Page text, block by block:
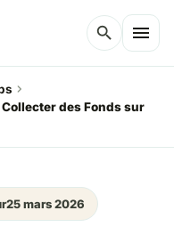
search menu
chevron_right
des Fonds sur
25 mars 2026